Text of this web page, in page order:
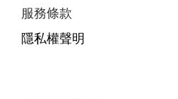
服務條款
隱私權聲明